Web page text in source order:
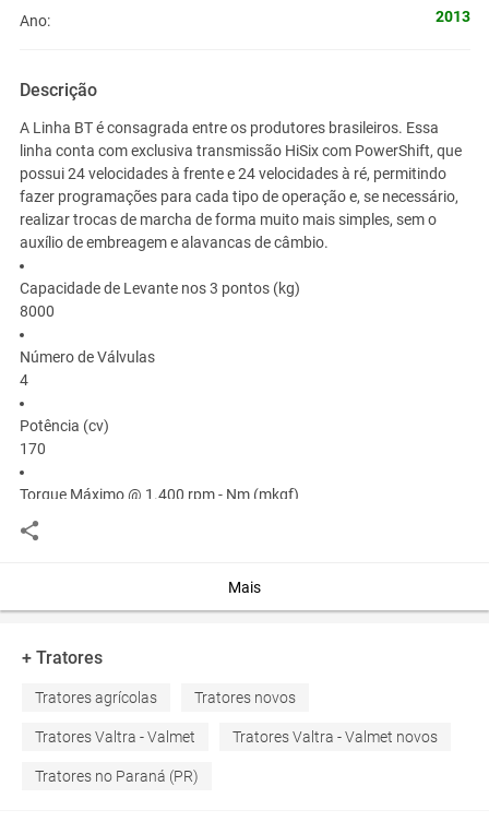
Ano: 2013
Descrição
A Linha BT é consagrada entre os produtores brasileiros. Essa
linha conta com exclusiva transmissão HiSix com PowerShift, que
possui 24 velocidades à frente e 24 velocidades à ré, permitindo
fazer programações para cada tipo de operação e, se necessário,
realizar trocas de marcha de forma muito mais simples, sem o
auxílio de embreagem e alavancas de câmbio.
Capacidade de Levante nos 3 pontos (kg)
8000
Número de Válvulas
4
Potência (cv)
170
Torque Máximo @ 1.400 rpm - Nm (mkgf)
680
162
Você assume toda a responsabilidade pela cotação deste item. Você acha que
este anúncio é contra a política de Agroads?
Informar aqui
Mais
+ Tratores
Tratores agrícolas Tratores novos
Tratores Valtra - Valmet Tratores Valtra - Valmet novos
Tratores no Paraná (PR)